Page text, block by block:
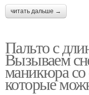
читать дальше →
Пальто с
Вызываем
маникюра
которые